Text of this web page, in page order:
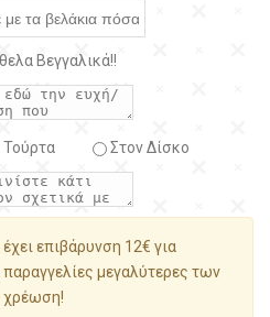
Βεγγαλικά!!
Στον Δίσκο
επιβάρυνση 12€ για
παραγγελίες μεγαλύτερες των
χρέωση!